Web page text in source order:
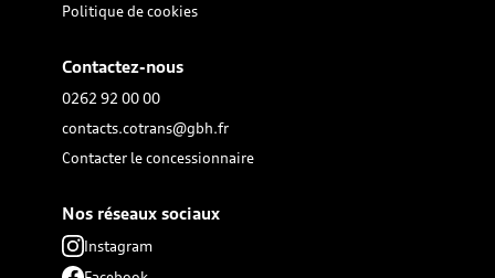
Politique de cookies
Contactez-nous
0262 92 00 00
contacts.cotrans@gbh.fr
Contacter le concessionnaire
Nos réseaux sociaux
Instagram